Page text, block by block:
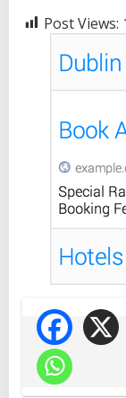
Post Views: